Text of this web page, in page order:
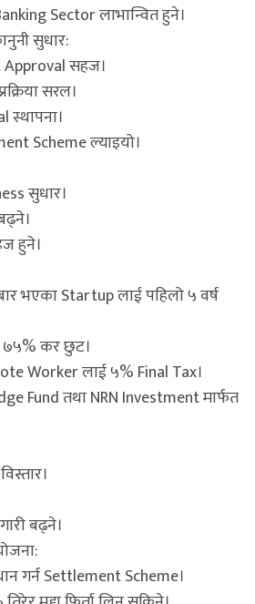
Sector लाभान्वित हुने।
सुधार:
सहज।
सरल।
Scheme ल्याइयो।
सुधार।
हुने।
भएका Startup लाई पहिलो ५ वर्ष
७५% कर छुट।
Worker लाई ५% Final Tax।
Fund तथा NRN Investment मार्फत
बढ्ने।
गर्न Settlement Scheme।